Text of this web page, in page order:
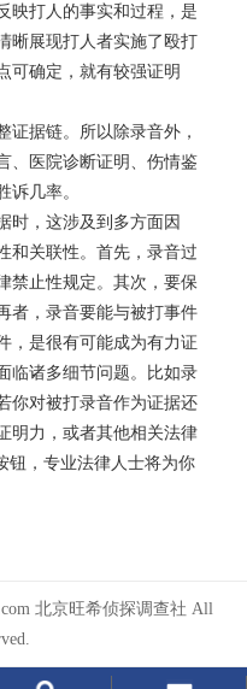
映打人的事实和过程，是
晰展现打人者实施了殴打
可确定，就有较强证明
证据链。所以除录音外，
、医院诊断证明、伤情鉴
诉几率。
时，这涉及到多方面因
和关联性。首先，录音过
禁止性规定。其次，要保
者，录音要能与被打事件
，是很有可能成为有力证
临诸多细节问题。比如录
你对被打录音作为证据还
明力，或者其他相关法律
钮，专业法律人士将为你
北京旺希侦探调查社 All